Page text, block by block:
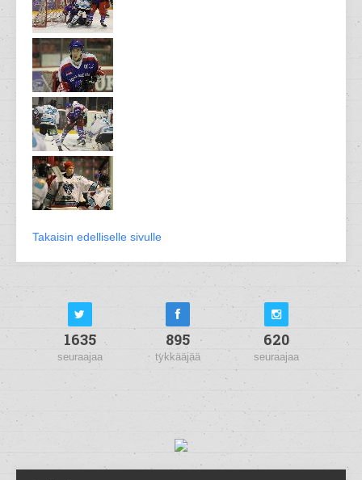
Takaisin edelliselle sivulle
1635
seuraajaa
895
tykkääjää
620
seuraajaa